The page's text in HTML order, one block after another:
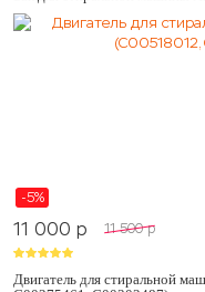
-5%
11 000 p 11 500 p
Двигатель для стиральной